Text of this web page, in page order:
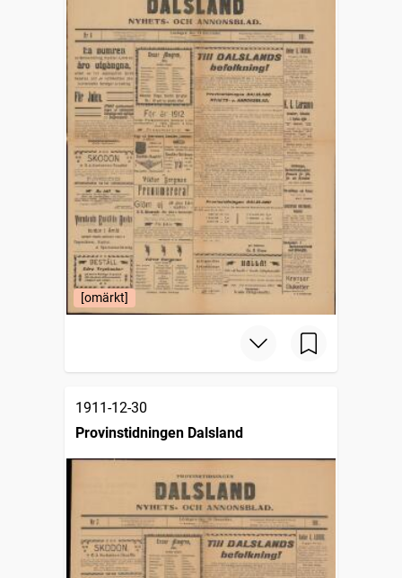
[omärkt]
1911-12-30
Provinstidningen Dalsland